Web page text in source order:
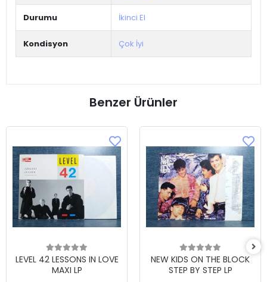
Durumu İkinci El
Kondisyon Çok İyi
Benzer Ürünler
LEVEL 42 LESSONS IN LOVE
MAXI LP
NEW KIDS ON THE BLOCK
STEP BY STEP LP